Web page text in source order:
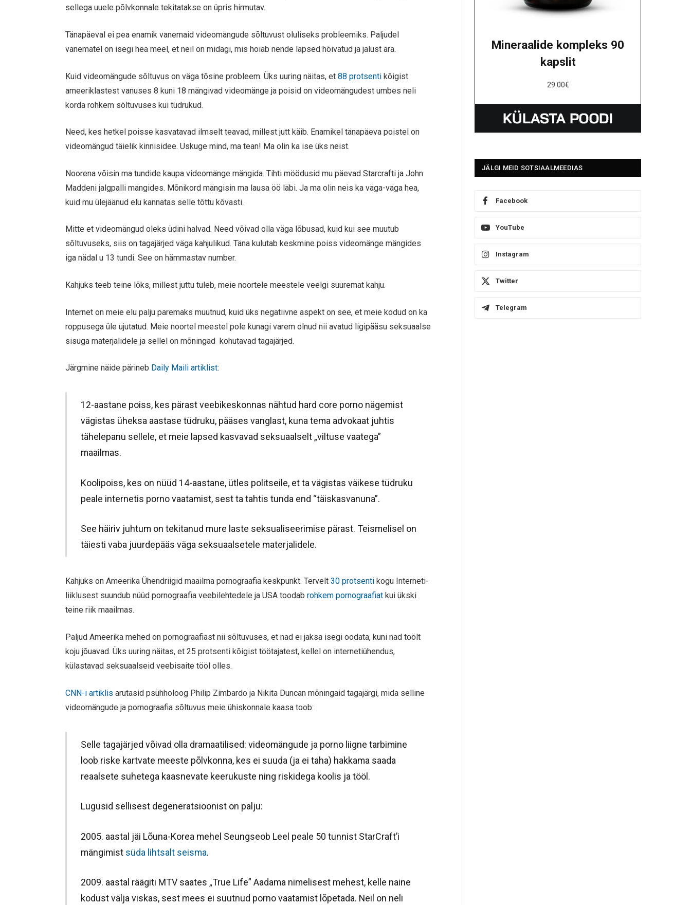
sellega uuele põlvkonnale tekitatakse on üpris hirmutav.
Tänapäeval ei pea enamik vanemaid videomängude sõltuvust oluliseks probleemiks. Paljudel
vanematel on isegi hea meel, et neil on midagi, mis hoiab nende lapsed hõivatud ja jalust ära.
Kuid videomängude sõltuvus on väga tõsine probleem. Üks uuring näitas, et88 protsenti kõigist
ameeriklastest vanuses 8 kuni 18 mängivad videomänge ja poisid on videomängudest umbes neli
korda rohkem sõltuvuses kui tüdrukud.
Need, kes hetkel poisse kasvatavad ilmselt teavad, millest jutt käib. Enamikel tänapäeva poistel on
videomängud täielik kinnisidee. Uskuge mind, ma tean! Ma olin ka ise üks neist.
Noorena võisin ma tundide kaupa videomänge mängida. Tihti möödusid mu päevad Starcrafti ja John
Maddeni jalgpalli mängides. Mõnikord mängisin ma lausa öö läbi. Ja ma olin neis ka väga-väga hea,
kuid mu ülejäänud elu kannatas selle tõttu kõvasti.
Mitte et videomängud oleks üdini halvad. Need võivad olla väga lõbusad, kuid kui see muutub
sõltuvuseks, siis on tagajärjed väga kahjulikud. Täna kulutab keskmine poiss videomänge mängides
iga nädal u 13 tundi. See on hämmastav number.
Kahjuks teeb teine lõks, millest juttu tuleb, meie noortele meestele veelgi suuremat kahju.
Internet on meie elu palju paremaks muutnud, kuid üks negatiivne aspekt on see, et meie kodud on ka
roppusega üle ujutatud. Meie noortel meestel pole kunagi varem olnud nii avatud ligipääsu seksuaalse
sisuga materjalidele ja sellel on mõningad kohutavad tagajärjed.
Järgmine näide pärineb Daily Maili artiklist:
12-aastane poiss, kes pärast veebikeskonnas nähtud hard core porno nägemist
vägistas üheksa aastase tüdruku, pääses vanglast, kuna tema advokaat juhtis
tähelepanu sellele, et meie lapsed kasvavad seksuaalselt „viltuse vaatega”
maailmas.
Koolipoiss, kes on nüüd 14-aastane, ütles politseile, et ta vägistas väikese tüdruku
peale internetis porno vaatamist, sest ta tahtis tunda end “täiskasvanuna”.
See häiriv juhtum on tekitanud mure laste seksualiseerimise pärast. Teismelisel on
täiesti vaba juurdepääs väga seksuaalsetele materjalidele.
Kahjuks on Ameerika Ühendriigid maailma pornograafia keskpunkt. Tervelt30 protsenti kogu Interneti-
liiklusest suundub nüüd pornograafia veebilehtedele ja USA toodabrohkem pornograafiat kui ükski
teine riik maailmas.
Paljud Ameerika mehed on pornograafiast nii sõltuvuses, et nad ei jaksa isegi oodata, kuni nad töölt
koju jõuavad. Üks uuring näitas, et 25 protsenti kõigist töötajatest, kellel on internetiühendus,
külastavad seksuaalseid veebisaite tööl olles.
CNN-i artiklis arutasid psühholoog Philip Zimbardo ja Nikita Duncan mõningaid tagajärgi, mida selline
videomängude ja pornograafia sõltuvus meie ühiskonnale kaasa toob:
Selle tagajärjed võivad olla dramaatilised: videomängude ja porno liigne tarbimine
loob riske kartvate meeste põlvkonna, kes ei suuda (ja ei taha) hakkama saada
reaalsete suhetega kaasnevate keerukuste ning riskidega koolis ja tööl.
Lugusid sellisest degeneratsioonist on palju:
2005. aastal jäi Lõuna-Korea mehel Seungseob Leel peale 50 tunnist StarCraft’i
mängimist süda lihtsalt seisma.
2009. aastal räägiti MTV saates „True Life” Aadama nimelisest mehest, kelle naine
kodust välja viskas, sest mees ei suutnud porno vaatamist lõpetada. Neil on neli
Mineraalide kompleks 90
kapslit
29.00€
JÄLGI MEID SOTSIAALMEEDIAS
Facebook
YouTube
Instagram
Twitter
Telegram